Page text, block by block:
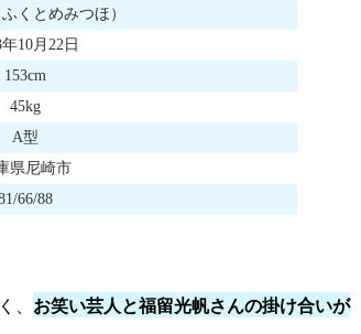
くとめみつほ）
10月22日
153cm
45kg
A型
県尼崎市
66/88
お笑い芸人と福留光帆さんの掛け合いが